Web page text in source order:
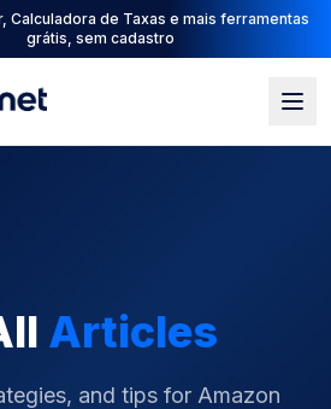
Calculadora de Taxas e mais ferramentas
grátis, sem cadastro
Articles
and tips for Amazon